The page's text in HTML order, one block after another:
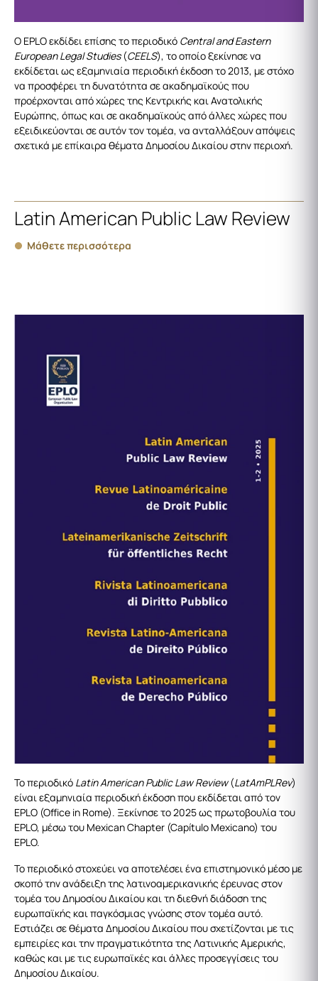
Ο EPLO εκδίδει επίσης το περιοδικό Central and Eastern
European Legal Studies (CEELS), το οποίο ξεκίνησε να
εκδίδεται ως εξαμηνιαία περιοδική έκδοση το 2013, με στόχο
να προσφέρει τη δυνατότητα σε ακαδημαϊκούς που
προέρχονται από χώρες της Κεντρικής και Ανατολικής
Ευρώπης, όπως και σε ακαδημαϊκούς από άλλες χώρες που
εξειδικεύονται σε αυτόν τον τομέα, να ανταλλάξουν απόψεις
σχετικά με επίκαιρα θέματα Δημοσίου Δικαίου στην περιοχή.
Latin American Public Law Review
Μάθετε περισσότερα
Το περιοδικό Latin American Public Law Review(LatAmPLRev)
είναι εξαμηνιαία περιοδική έκδοση που εκδίδεται από τον
EPLO (Office in Rome). Ξεκίνησε το 2025 ως πρωτοβουλία του
EPLO, μέσω του Mexican Chapter (Capítulo Mexicano) του
EPLO.
Το περιοδικό στοχεύει να αποτελέσει ένα επιστημονικό μέσο με
σκοπό την ανάδειξη της λατινοαμερικανικής έρευνας στον
τομέα του Δημοσίου Δικαίου και τη διεθνή διάδοση της
ευρωπαϊκής και παγκόσμιας γνώσης στον τομέα αυτό.
Εστιάζει σε θέματα Δημοσίου Δικαίου που σχετίζονται με τις
εμπειρίες και την πραγματικότητα της Λατινικής Αμερικής,
καθώς και με τις ευρωπαϊκές και άλλες προσεγγίσεις του
Δημοσίου Δικαίου.